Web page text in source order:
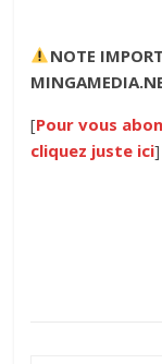
NOTE
[Pour vous
cliquez juste ici]